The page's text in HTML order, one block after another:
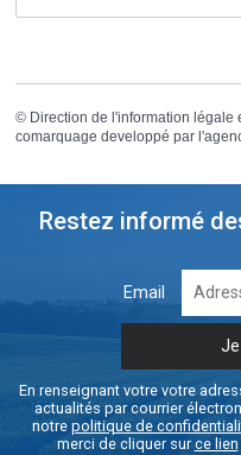
© Direction de l'information légale
comarquage developpé par l'
Restez informé
Email
En renseignant votre votre
actualités par courrier
notre politique de
merci de cliquer surce lien